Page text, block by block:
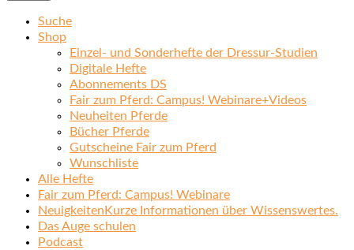
Suche
Shop
Einzel- und Sonderhefte der Dressur-Studien
Digitale Hefte
Abonnements DS
Fair zum Pferd: Campus! Webinare+Videos
Neuheiten Pferde
Bücher Pferde
Gutscheine Fair zum Pferd
Wunschliste
Alle Hefte
Fair zum Pferd: Campus! Webinare
Neuigkeiten Kurze Informationen über Wissenswertes.
Das Auge schulen
Podcast